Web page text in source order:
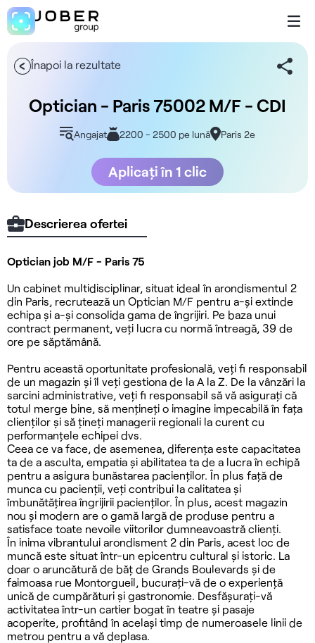
Înapoi la rezultate
Optician - Paris 75002 M/F - CDI
Angajat 2200 - 2500 pe lună Paris 2e
Aplicați în 1 clic
Descrierea ofertei
Optician job M/F - Paris 75
Un cabinet multidisciplinar, situat ideal în arondismentul 2
din Paris, recrutează un Optician M/F pentru a-și extinde
echipa și a-și consolida gama de îngrijiri. Pe baza unui
contract permanent, veți lucra cu normă întreagă, 39 de
ore pe săptămână.
Pentru această oportunitate profesională, veți fi responsabil
de un magazin și îl veți gestiona de la A la Z. De la vânzări la
sarcini administrative, veți fi responsabil să vă asigurați că
totul merge bine, să mențineți o imagine impecabilă în fața
clienților și să țineți managerii regionali la curent cu
performanțele echipei dvs.
Ceea ce va face, de asemenea, diferența este capacitatea
ta de a asculta, empatia și abilitatea ta de a lucra în echipă
pentru a asigura bunăstarea pacienților. În plus față de
munca cu pacienții, veți contribui la calitatea și
îmbunătățirea îngrijirii pacienților. În plus, acest magazin
nou și modern are o gamă largă de produse pentru a
satisface toate nevoile viitorilor dumneavoastră clienți.
În inima vibrantului arondisment 2 din Paris, acest loc de
muncă este situat într-un epicentru cultural și istoric. La
doar o aruncătură de băț de Grands Boulevards și de
faimoasa rue Montorgueil, bucurați-vă de o experiență
unică de cumpărături și gastronomie. Desfășurați-vă
activitatea într-un cartier bogat în teatre și pasaje
acoperite, profitând în același timp de numeroasele linii de
metrou pentru a vă deplasa.